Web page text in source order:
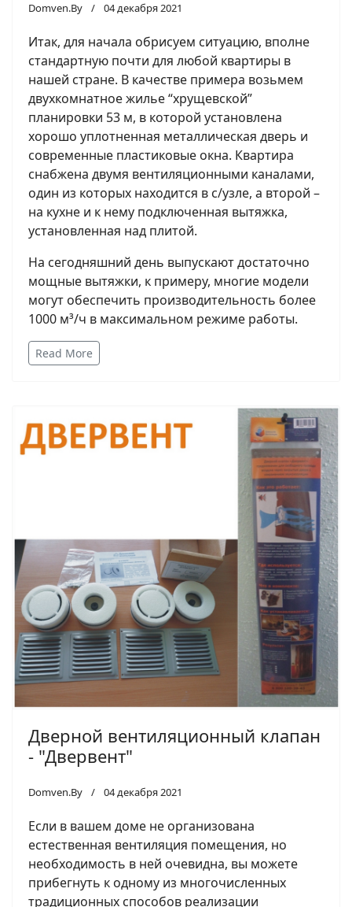
Domven.By 04 декабря 2021
Итак, для начала обрисуем ситуацию, вполне
стандартную почти для любой квартиры в
нашей стране. В качестве примера возьмем
двухкомнатное жилье “хрущевской”
планировки 53 м, в которой установлена
хорошо уплотненная металлическая дверь и
современные пластиковые окна. Квартира
снабжена двумя вентиляционными каналами,
один из которых находится в с/узле, а второй –
на кухне и к нему подключенная вытяжка,
установленная над плитой.
На сегодняшний день выпускают достаточно
мощные вытяжки, к примеру, многие модели
могут обеспечить производительность более
1000 м³/ч в максимальном режиме работы.
Read More
Дверной вентиляционный клапан
- "Двервент"
Domven.By 04 декабря 2021
Если в вашем доме не организована
естественная вентиляция помещения, но
необходимость в ней очевидна, вы можете
прибегнуть к одному из многочисленных
традиционных способов реализации